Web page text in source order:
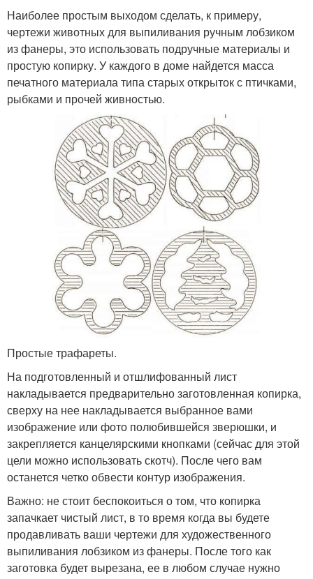
Наиболее простым выходом сделать, к примеру,
чертежи животных для выпиливания ручным лобзиком
из фанеры, это использовать подручные материалы и
простую копирку. У каждого в доме найдется масса
печатного материала типа старых открыток с птичками,
рыбками и прочей живностью.
Простые трафареты.
На подготовленный и отшлифованный лист
накладывается предварительно заготовленная копирка,
сверху на нее накладывается выбранное вами
изображение или фото полюбившейся зверюшки, и
закрепляется канцелярскими кнопками (сейчас для этой
цели можно использовать скотч). После чего вам
останется четко обвести контур изображения.
Важно: не стоит беспокоиться о том, что копирка
запачкает чистый лист, в то время когда вы будете
продавливать ваши чертежи для художественного
выпиливания лобзиком из фанеры. После того как
заготовка будет вырезана, ее в любом случае нужно